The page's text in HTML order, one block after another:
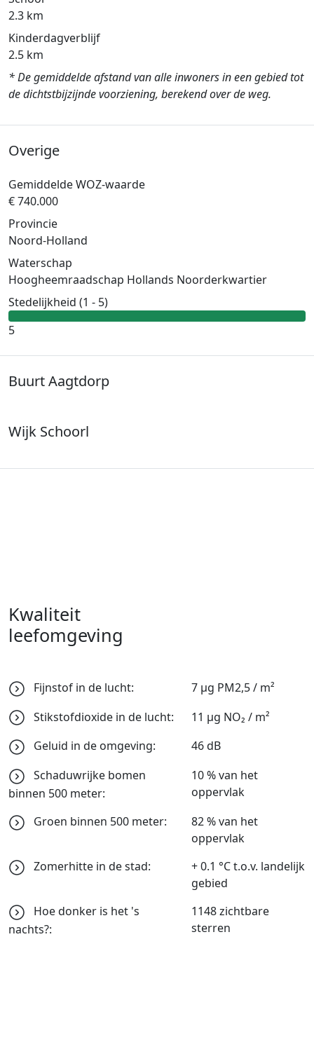
2.3 km
Kinderdagverblijf
2.5 km
* De gemiddelde afstand van alle inwoners in een gebied tot
de dichtstbijzijnde voorziening, berekend over de weg.
Overige
Gemiddelde WOZ-waarde
€ 740.000
Provincie
Noord-Holland
Waterschap
Hoogheemraadschap Hollands Noorderkwartier
Stedelijkheid (1 - 5)
5
Buurt Aagtdorp
Wijk Schoorl
Kwaliteit
leefomgeving
Fijnstof in de lucht:
7 μg PM2,5 / m²
Stikstofdioxide in de lucht:
11 μg NO₂ / m²
Geluid in de omgeving:
46 dB
Schaduwrijke bomen
binnen 500 meter:
10 % van het
oppervlak
Groen binnen 500 meter:
82 % van het
oppervlak
Zomerhitte in de stad:
+ 0.1 °C t.o.v. landelijk
gebied
Hoe donker is het 's
nachts?:
1148 zichtbare
sterren